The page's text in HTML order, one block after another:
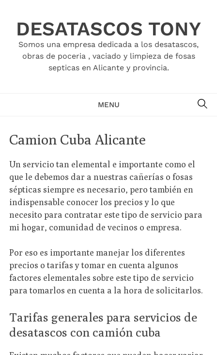
contentDESATASCOS TONY
Somos una empresa dedicada a los desatascos,
obras de poceria , vaciado y limpieza de fosas
septicas en Alicante y provincia.
MENU
Camion Cuba Alicante
Un servicio tan elemental e importante como el
que le debemos dar a nuestras cañerías o fosas
sépticas siempre es necesario, pero también en
indispensable conocer los precios y lo que
necesito para contratar este tipo de servicio para
mi hogar, comunidad de vecinos o empresa.
Por eso es importante manejar los diferentes
precios o tarifas y tomar en cuenta algunos
factores elementales sobre este tipo de servicio
para tomarlos en cuenta a la hora de solicitarlos.
Tarifas generales para servicios de
desatascos con camión cuba